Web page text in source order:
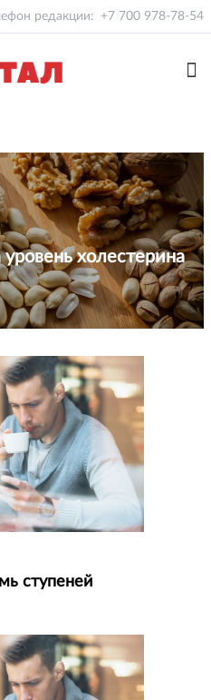
редакции: +7 700 978-78-54
холестерина
ступеней